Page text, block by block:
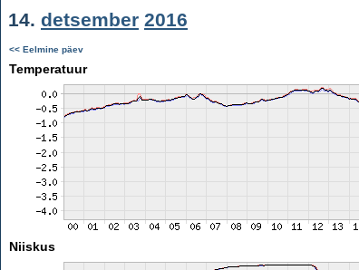
14. detsember 2016
<< Eelmine päev
Temperatuur
Niiskus